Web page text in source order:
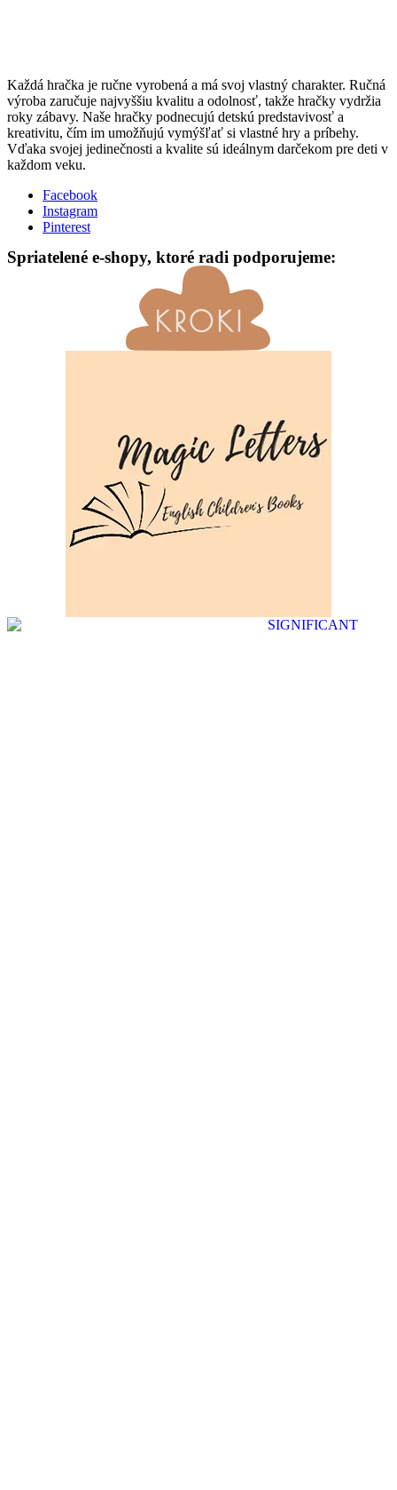
Každá hračka je ručne vyrobená a má svoj vlastný charakter. Ručná
výroba zaručuje najvyššiu kvalitu a odolnosť, takže hračky vydržia
roky zábavy. Naše hračky podnecujú detskú predstavivosť a
kreativitu, čím im umožňujú vymýšľať si vlastné hry a príbehy.
Vďaka svojej jedinečnosti a kvalite sú ideálnym darčekom pre deti v
každom veku.
Facebook
Instagram
Pinterest
Spriatelené e-shopy, ktoré radi podporujeme: